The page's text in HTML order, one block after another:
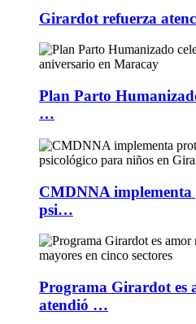
Girardot refuerza
Plan Parto
…
CMDNNA implementa
psi…
Programa Girardot es
atendió …